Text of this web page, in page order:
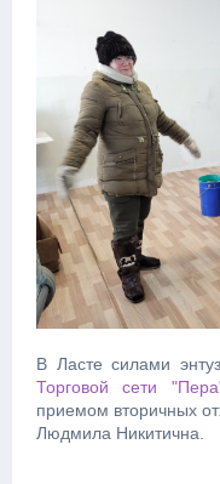
В Ласте силами
Торговой сети
приемом вторичных
Людмила Никитична.